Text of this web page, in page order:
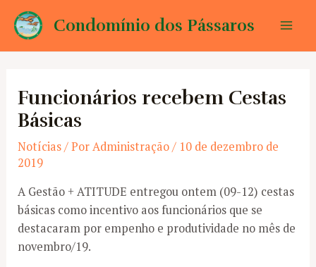
para
Condomínio dos Pássaros
Funcionários recebem Cestas
Básicas
Notícias/ PorAdministração/ 10 de dezembro de
2019
A Gestão + ATITUDE entregou ontem (09-12) cestas
básicas como incentivo aos funcionários que se
destacaram por empenho e produtividade no mês de
novembro/19.